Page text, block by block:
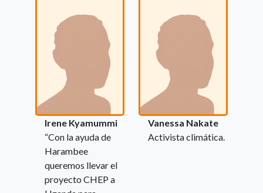
Irene Kyamummi
“Con la ayuda de
Harambee
queremos llevar el
proyecto CHEP a
Vanessa Nakate
Activista climática.